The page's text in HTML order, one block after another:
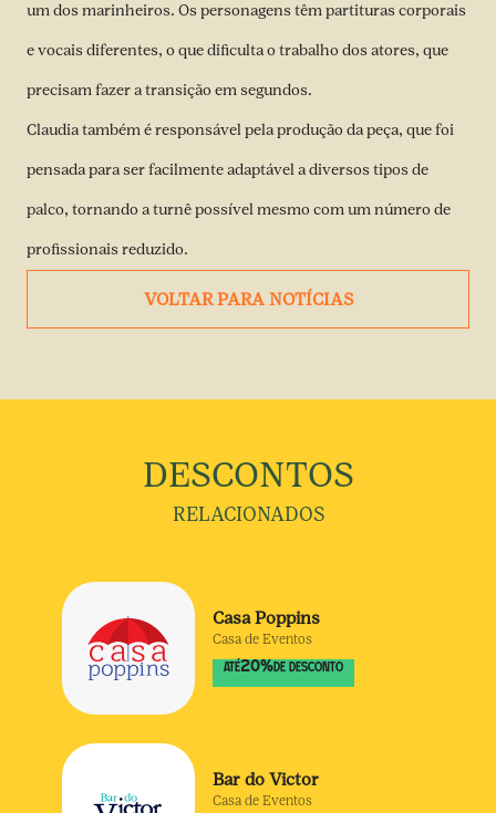
um dos marinheiros. Os personagens têm partituras corporais
e vocais diferentes, o que dificulta o trabalho dos atores, que
precisam fazer a transição em segundos.
Claudia também é responsável pela produção da peça, que foi
pensada para ser facilmente adaptável a diversos tipos de
palco, tornando a turnê possível mesmo com um número de
profissionais reduzido.
VOLTAR PARA NOTÍCIAS
DESCONTOS
RELACIONADOS
Casa Poppins
Casa de Eventos
ATÉ20% DE DESCONTO
Bar do Victor
Casa de Eventos